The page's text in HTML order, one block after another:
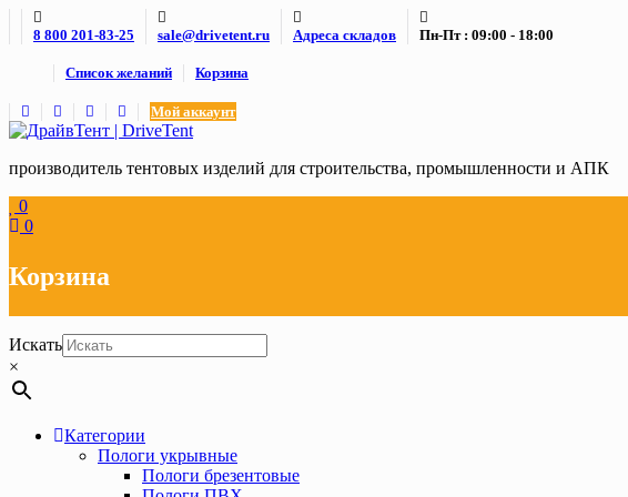
Skip
8 800 201-83-25 sale@drivetent.ru Адреса складов Пн-Пт : 09:00 - 18:00
Список желаний Корзина
Мой аккаунт
производитель тентовых изделий для строительства, промышленности и АПК
0
0
Корзина
Искать
×
Категории
Пологи укрывные
Пологи брезентовые